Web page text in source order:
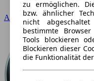
Audi
zu ermöglichen.
bzw. ähnlicher
nicht
bestimmte
Tools blockieren
Blockieren dieser
die Funktionalität